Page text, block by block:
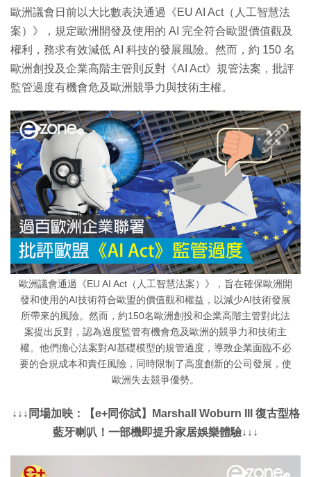
歐洲議會日前以大比數表決通過《EU AI Act（人工智慧法
案）》，規定歐洲開發及使用的 AI 完全符合歐盟價值觀及
權利，務求有效減低 AI 科技的發展風險。然而，約 150 名
歐洲創投及企業高階主管則反對《AI Act》規管法案，批評
監管過度有機會危及歐洲競爭力與技術主權。
歐洲議會通過《EU AI Act（人工智慧法案）》，旨在確保歐洲開
發和使用的AI技術符合歐盟的價值觀和權益，以減少AI技術發展
所帶來的風險。然而，約150名歐洲創投和企業高階主管對此法
案提出反對，認為過度監管有機會危及歐洲的競爭力和技術主
權。他們擔心法案對AI基礎模型的規管過度，導致企業面臨不必
要的合規成本和責任風險，同時限制了高度創新的公司發展，使
歐洲失去競爭優勢。
↓↓↓同場加映：【e+同你試】Marshall Woburn III 復古型格
藍牙喇叭！一部機即提升家居娛樂體驗↓↓↓